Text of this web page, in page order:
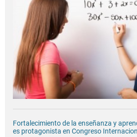
Fortalecimiento de la enseñanza y
es protagonista en Congreso